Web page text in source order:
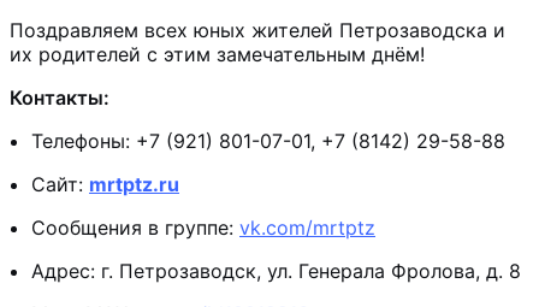
Поздравляем всех юных жителей Петрозаводска и
их родителей с этим замечательным днём!
Контакты:
Телефоны: +7 (921) 801-07-01, +7 (8142) 29-58-88
Сайт: mrtptz.ru
Сообщения в группе: vk.com/mrtptz
Адрес: г. Петрозаводск, ул. Генерала Фролова, д. 8